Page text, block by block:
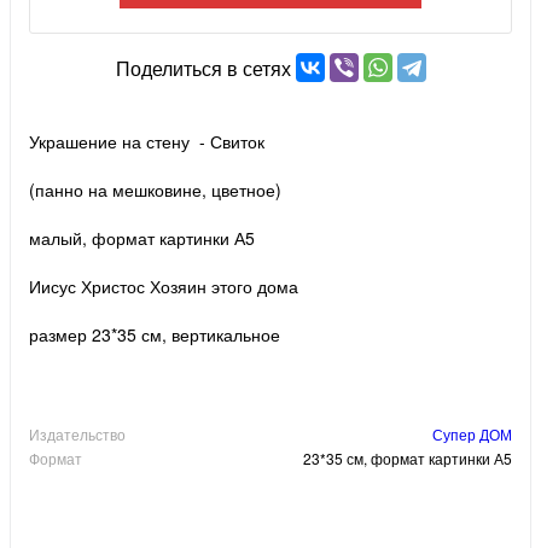
Поделиться в сетях
Украшение на стену - Свиток
(панно на мешковине, цветное)
малый, формат картинки А5
Иисус Христос Хозяин этого дома
размер 23*35 см, вертикальное
Издательство
Супер ДОМ
Формат
23*35 см, формат картинки А5